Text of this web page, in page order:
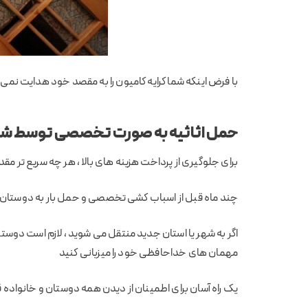
با فرض اینکه شما کرایه کامیون را به مقصد خود هدایت
حمل اثاثیه به صورت تخصصی توسط
برای جلوگیری از پرداخت هزینه های بالا ، هر چه سریع تر
چند ماه قبل از اسباب کشی تخصصی و حمل بار به
اگر به شهر یا استان جدید منتقل می شوید ، لازم است
مهمان های خداحافظی خود را میزبانی کنید
یک راه آسان برای اطمینان از دیدن همه دوستان و